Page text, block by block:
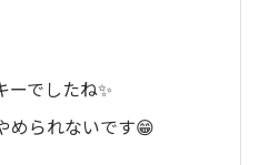
ーでしたね✨
められないです😁